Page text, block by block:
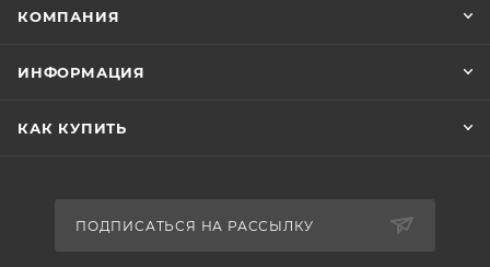
КОМПАНИЯ
ИНФОРМАЦИЯ
КАК КУПИТЬ
ПОДПИСАТЬСЯ НА РАССЫЛКУ